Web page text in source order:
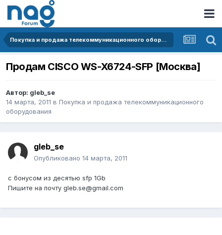
Покупка и продажа телекоммуникационного оборудования
Продам CISCO WS-X6724-SFP [Москва]
Автор: gleb_se
14 марта, 2011 в Покупка и продажа телекоммуникационного
оборудования
gleb_se
Опубликовано 14 марта, 2011
с бонусом из десятью sfp 1Gb
Пишите на почту gleb.se@gmail.com